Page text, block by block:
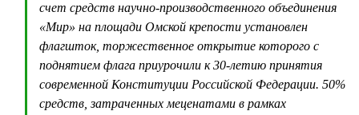
счет средств научно-производственного объединения
«Мир» на площади Омской крепости установлен
флагшток, торжественное открытие которого с
поднятием флага приурочили к 30-летию принятия
современной Конституции Российской Федерации. 50%
средств, затраченных меценатами в рамках